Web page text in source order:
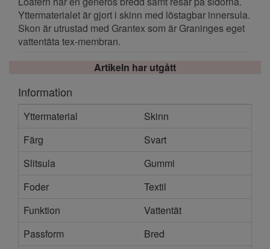
Yttermaterialet är gjort i skinn med löstagbar innersula.
Skon är utrustad med Grantex som är Graninges eget
vattentäta tex-membran.
Artikeln har utgått
Information
Yttermaterial
Skinn
Färg
Svart
Slitsula
Gummi
Foder
Textil
Funktion
Vattentät
Passform
Bred